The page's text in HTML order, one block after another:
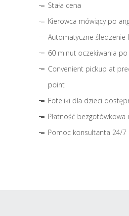
Stała cena
Kierowca mówiący po
Automatyczne śledzenie
60 minut oczekiwania
Convenient pickup at
point
Foteliki dla dzieci
Płatność bezgotówkowa
Pomoc konsultanta 24/7